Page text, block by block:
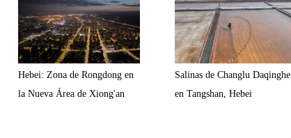
Hebei: Zona de Rongdong en
la Nueva Área de Xiong'an
Salinas de Changlu Daqinghe
en Tangshan, Hebei